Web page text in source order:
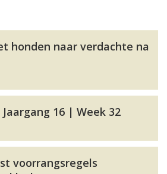
honden naar verdachte na
16 | Week 32
voorrangsregels